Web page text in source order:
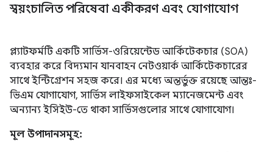
স্বয়ংচালিত পরিষেবা একীকরণ এবং যোগাযোগ
প্ল্যাটফর্মটি একটি সার্ভিস-ওরিয়েন্টেড আর্কিটেকচার (SOA)
ব্যবহার করে বিদ্যমান যানবাহন নেটওয়ার্ক আর্কিটেকচারের
সাথে ইন্টিগ্রেশন সহজ করে। এর মধ্যে অন্তর্ভুক্ত রয়েছে আন্তঃ-
ভিএম যোগাযোগ, সার্ভিস লাইফসাইকেল ম্যানেজমেন্ট এবং
অন্যান্য ইসিইউ-তে থাকা সার্ভিসগুলোর সাথে যোগাযোগ।
মূল উপাদানসমূহ: